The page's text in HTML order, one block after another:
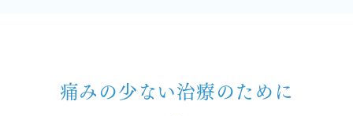
痛みの少ない治療のために